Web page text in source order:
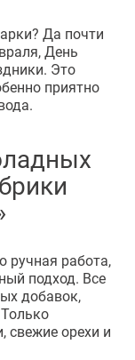
Да почти
День
Это
приятно
ручная работа,
подход. Все
добавок,
свежие орехи и